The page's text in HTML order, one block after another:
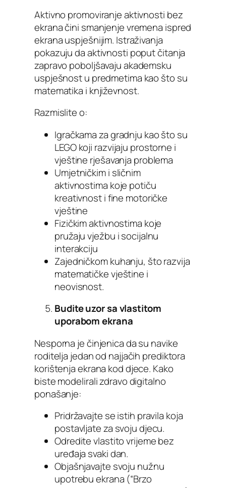
Aktivno promoviranje aktivnosti bez
ekrana čini smanjenje vremena ispred
ekrana uspješnijim. Istraživanja
pokazuju da aktivnosti poput čitanja
zapravo poboljšavaju akademsku
uspješnost u predmetima kao što su
matematika i književnost.
Razmislite o:
Igračkama za gradnju kao što su
LEGO koji razvijaju prostorne i
vještine rješavanja problema
Umjetničkim i sličnim
aktivnostima koje potiču
kreativnost i fine motoričke
vještine
Fizičkim aktivnostima koje
pružaju vježbu i socijalnu
interakciju
Zajedničkom kuhanju, što razvija
matematičke vještine i
neovisnost.
Budite uzor sa vlastitom
uporabom ekrana
Nesporna je činjenica da su navike
roditelja jedan od najjačih prediktora
korištenja ekrana kod djece. Kako
biste modelirali zdravo digitalno
ponašanje:
Pridržavajte se istih pravila koja
postavljate za svoju djecu.
Odredite vlastito vrijeme bez
uređaja svaki dan.
Objašnjavajte svoju nužnu
upotrebu ekrana (“Brzo